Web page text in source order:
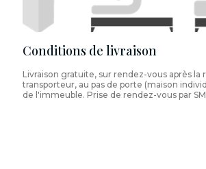
Conditions de livraison
Livraison gratuite, sur rendez-vous après la
transporteur, au pas de porte (maison
de l'immeuble. Prise de rendez-vous par